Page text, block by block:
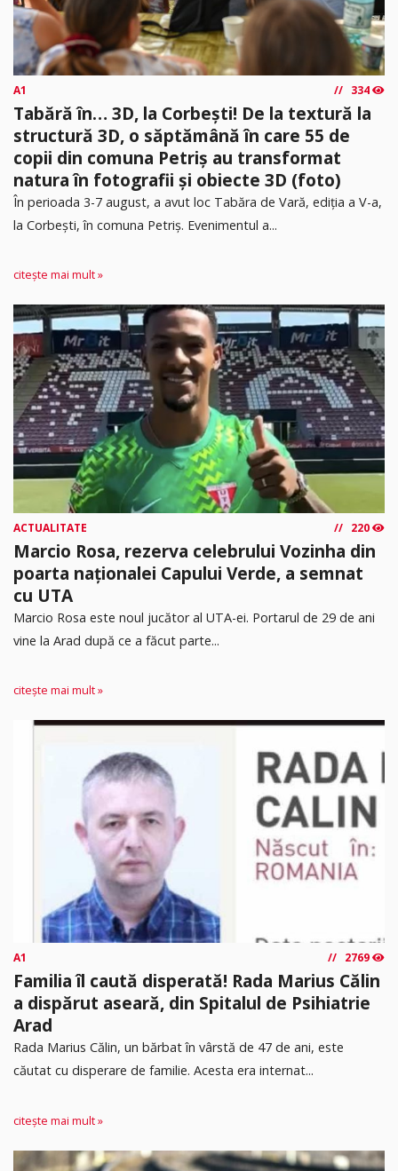
A1 334
Tabără în… 3D, la Corbești! De la textură la
structură 3D, o săptămână în care 55 de
copii din comuna Petriș au transformat
natura în fotografii și obiecte 3D (foto)
În perioada 3-7 august, a avut loc Tabăra de Vară, ediția a V-a,
la Corbești, în comuna Petriș. Evenimentul a...
citește mai mult »
ACTUALITATE 220
Marcio Rosa, rezerva celebrului Vozinha din
poarta naționalei Capului Verde, a semnat
cu UTA
Marcio Rosa este noul jucător al UTA-ei. Portarul de 29 de ani
vine la Arad după ce a făcut parte...
citește mai mult »
A1 2769
Familia îl caută disperată! Rada Marius Călin
a dispărut aseară, din Spitalul de Psihiatrie
Arad
Rada Marius Călin, un bărbat în vârstă de 47 de ani, este
căutat cu disperare de familie. Acesta era internat...
citește mai mult »